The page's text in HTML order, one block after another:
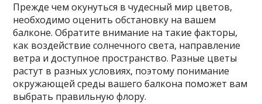
Прежде чем окунуться в чудесный мир цветов,
необходимо оценить обстановку на вашем
балконе. Обратите внимание на такие факторы,
как воздействие солнечного света, направление
ветра и доступное пространство. Разные цветы
растут в разных условиях, поэтому понимание
окружающей среды вашего балкона поможет вам
выбрать правильную флору.